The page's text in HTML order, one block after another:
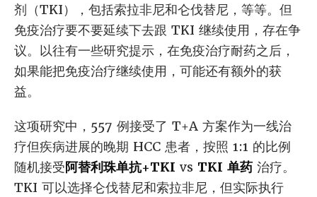
剂（TKI），包括索拉非尼和仑伐替尼，等等。但
免疫治疗要不要延续下去跟 TKI 继续使用，存在争
议。以往有一些研究提示，在免疫治疗耐药之后，
如果能把免疫治疗继续使用，可能还有额外的获
益。
这项研究中，557 例接受了 T+A 方案作为一线治
疗但疾病进展的晚期 HCC 患者，按照 1:1 的比例
随机接受阿替利珠单抗+TKI vs TKI 单药 治疗。
TKI 可以选择仑伐替尼和索拉非尼，但实际执行